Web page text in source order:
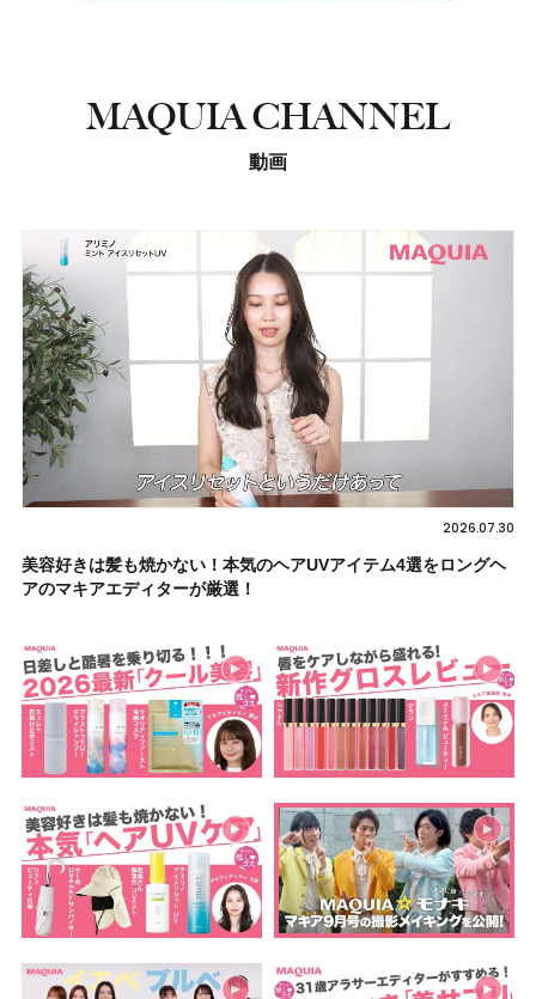
MAQUIA CHANNEL
動画
2026.07.30
美容好きは髪も焼かない！本気のヘアUVアイテム4選をロングヘ
アのマキアエディターが厳選！